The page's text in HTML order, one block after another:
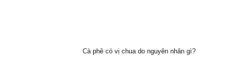
Cà phê có vị chua do nguyên nhân gì?